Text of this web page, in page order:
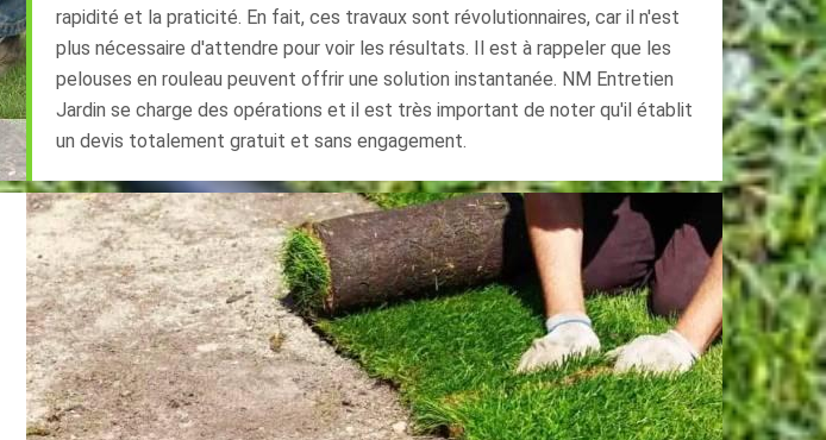
rapidité et la praticité. En fait, ces travaux sont révolutionnaires, car il n'est
plus nécessaire d'attendre pour voir les résultats. Il est à rappeler que les
pelouses en rouleau peuvent offrir une solution instantanée. NM Entretien
Jardin se charge des opérations et il est très important de noter qu'il établit
un devis totalement gratuit et sans engagement.